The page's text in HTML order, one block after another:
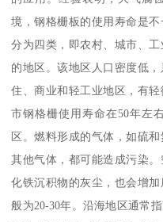
境，钢格栅板的使用寿命是
分为四类，即农村、城市、
的地区。该地区人口密度低
住、商业和轻工业地区，有
市钢格栅使用寿命在50年左
区。燃料形成的气体，如硫
其他气体，都可能造成污染
化铁沉积物的灰尘，也会增
般为20-30年。沿海地区通常